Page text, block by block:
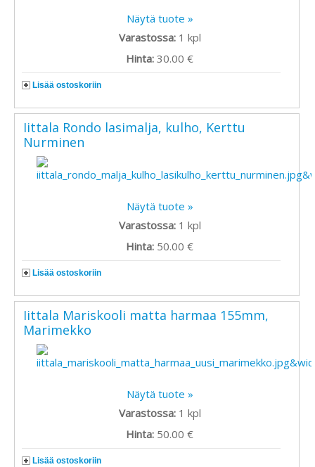
Näytä tuote »
Varastossa: 1 kpl
Hinta:30.00 €
Lisää ostoskoriin
Iittala Rondo lasimalja, kulho, Kerttu
Nurminen
Näytä tuote »
Varastossa: 1 kpl
Hinta: 50.00 €
Lisää ostoskoriin
Iittala Mariskooli matta harmaa 155mm,
Marimekko
Näytä tuote »
Varastossa: 1 kpl
Hinta: 50.00 €
Lisää ostoskoriin